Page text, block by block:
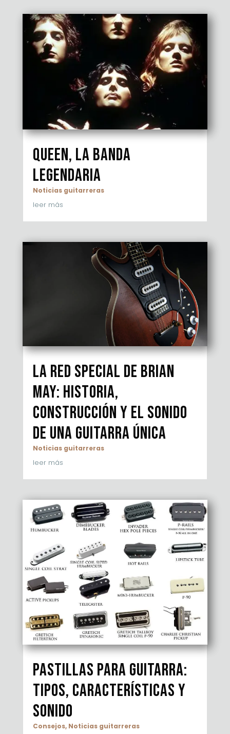
Queen, la banda
legendaria
Noticias guitarreras
leer más
La Red Special de Brian
May: historia,
construcción y el sonido
de una guitarra única
Noticias guitarreras
leer más
Pastillas para guitarra:
tipos, características y
sonido
Consejos, Noticias guitarreras